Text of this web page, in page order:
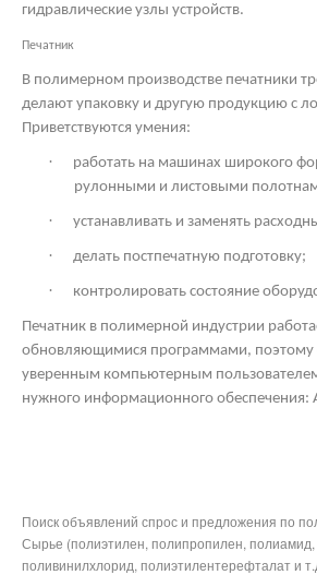
гидравлические узлы устройств.
Печатник
В полимерном производстве печатники
делают упаковку и другую продукцию с
Приветствуются умения:
·
работать на машинах широкого
рулонными и листовыми
· устанавливать и заменять
· делать постпечатную подготовку;
· контролировать состояние
Печатник в полимерной индустрии
обновляющимися программами, поэтому
уверенным компьютерным
нужного информационного обеспечения:
Поиск объявлений спрос и предложения по
Сырье (полиэтилен, полипропилен, полиамид,
поливинилхлорид, полиэтилентерефталат и